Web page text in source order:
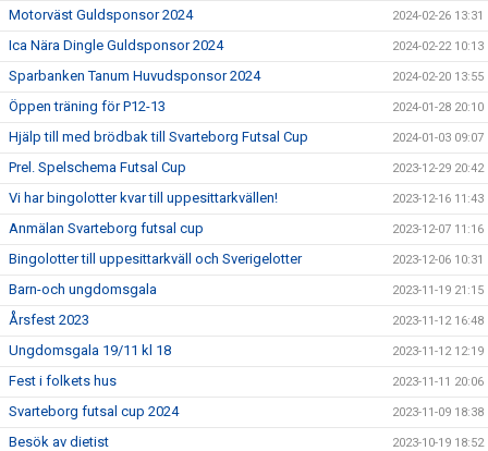
Motorväst Guldsponsor 2024 2024-02-26 13:31
Ica Nära Dingle Guldsponsor 2024 2024-02-22 10:13
Sparbanken Tanum Huvudsponsor 2024 2024-02-20 13:55
Öppen träning för P12-13 2024-01-28 20:10
Hjälp till med brödbak till Svarteborg Futsal Cup 2024-01-03 09:07
Prel. Spelschema Futsal Cup 2023-12-29 20:42
Vi har bingolotter kvar till uppesittarkvällen! 2023-12-16 11:43
Anmälan Svarteborg futsal cup 2023-12-07 11:16
Bingolotter till uppesittarkväll och Sverigelotter 2023-12-06 10:31
Barn-och ungdomsgala 2023-11-19 21:15
Årsfest 2023 2023-11-12 16:48
Ungdomsgala 19/11 kl 18 2023-11-12 12:19
Fest i folkets hus 2023-11-11 20:06
Svarteborg futsal cup 2024 2023-11-09 18:38
Besök av dietist 2023-10-19 18:52